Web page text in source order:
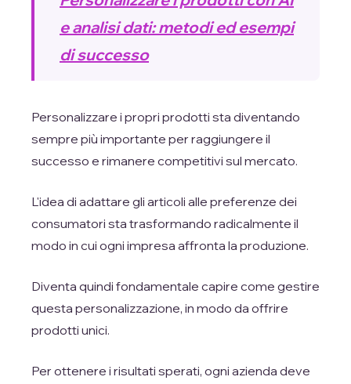
e analisi dati: metodi ed esempi
di successo
Personalizzare i propri prodotti sta diventando
sempre più importante per raggiungere il
successo e rimanere competitivi sul mercato.
L'idea di adattare gli articoli alle preferenze dei
consumatori sta trasformando radicalmente il
modo in cui ogni impresa affronta la produzione.
Diventa quindi fondamentale capire come gestire
questa personalizzazione, in modo da offrire
prodotti unici.
Per ottenere i risultati sperati, ogni azienda deve